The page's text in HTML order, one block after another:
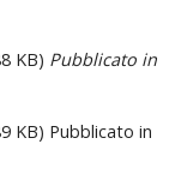
KB) Pubblicato in
KB) Pubblicato in